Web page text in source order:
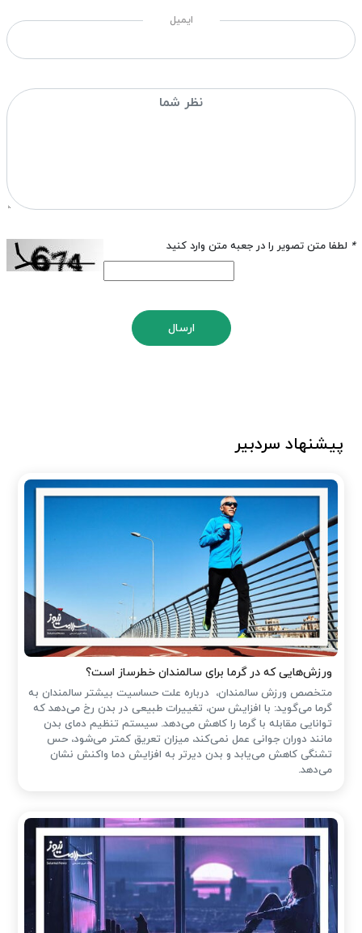
ایمیل
* لطفا متن تصویر را در جعبه متن وارد کنید
ارسال
پیشنهاد سردبیر
ورزش‌هایی که در گرما برای سالمندان خطرساز است؟
متخصص ورزش سالمندان، درباره علت حساسیت بیشتر سالمندان به
گرما می‌گوید: با افزایش سن، تغییرات طبیعی در بدن رخ می‌دهد که
توانایی مقابله با گرما را کاهش می‌دهد. سیستم تنظیم دمای بدن
مانند دوران جوانی عمل نمی‌کند، میزان تعریق کمتر می‌شود، حس
تشنگی کاهش می‌یابد و بدن دیرتر به افزایش دما واکنش نشان
می‌دهد.